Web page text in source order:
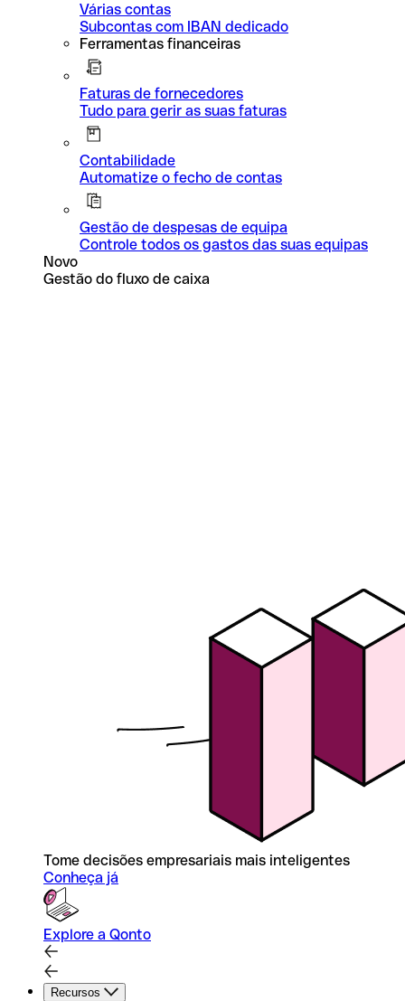
Várias contas
Subcontas com IBAN dedicado
Ferramentas financeiras
Faturas de fornecedores
Tudo para gerir as suas faturas
Contabilidade
Automatize o fecho de contas
Gestão de despesas de equipa
Controle todos os gastos das suas equipas
Novo
Gestão do fluxo de caixa
Tome decisões empresariais mais inteligentes
Conheça já
Explore a Qonto
Recursos